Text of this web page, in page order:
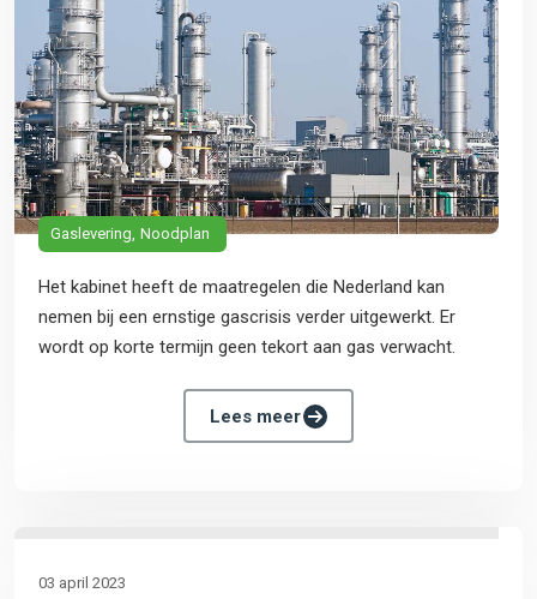
Gaslevering Noodplan
Het kabinet heeft de maatregelen die Nederland kan
nemen bij een ernstige gascrisis verder uitgewerkt. Er
wordt op korte termijn geen tekort aan gas verwacht.
Lees meer
03 april 2023